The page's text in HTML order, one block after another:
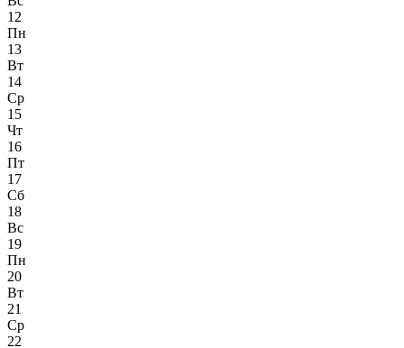
12
Пн
13
Вт
14
Ср
15
Чт
16
Пт
17
Сб
18
Вс
19
Пн
20
Вт
21
Ср
22